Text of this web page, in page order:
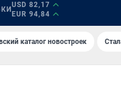
USD 82,17
EUR 94,84
каталог новостроек